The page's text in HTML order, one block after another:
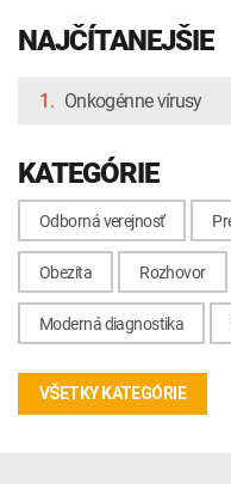
NAJČÍTANEJŠIE
1. Onkogénne vírusy
KATEGÓRIE
Odborná verejnosť
Obezita Rozhovor
Moderná diagnostika
VŠETKY KATEGÓRIE